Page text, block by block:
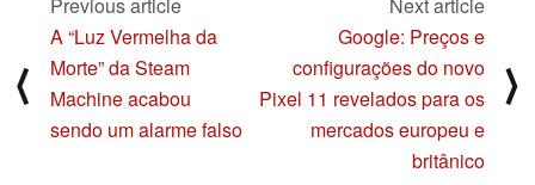
⟨
A “Luz Vermelha da
Morte” da Steam
Machine acabou
sendo um alarme falso
Google: Preços e
configurações do novo
Pixel 11 revelados para os
mercados europeu e
britânico
⟩